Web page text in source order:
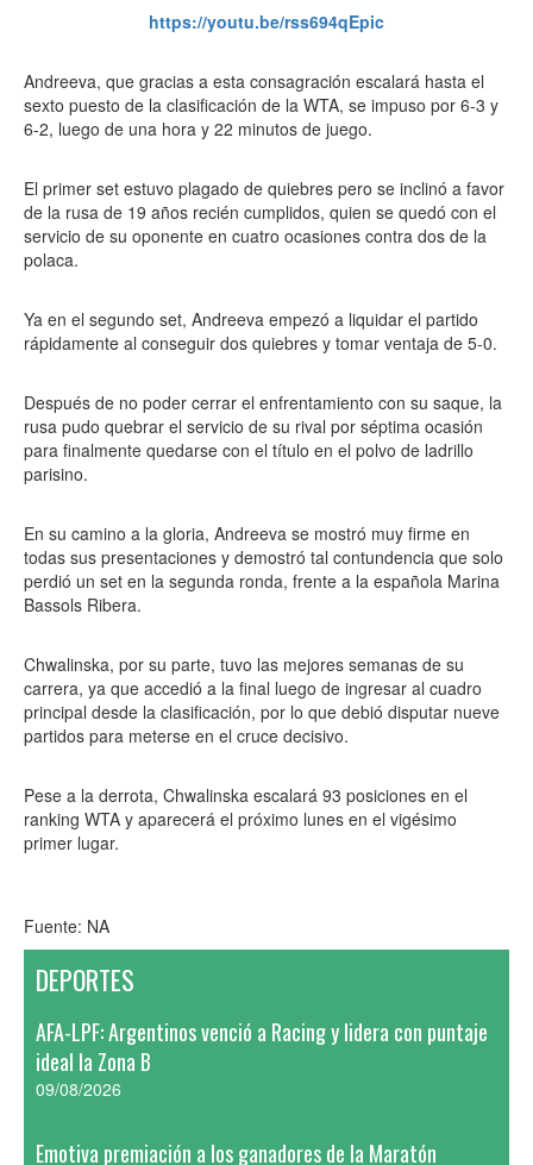
https://youtu.be/rss694qEpic
Andreeva, que gracias a esta consagración escalará hasta el
sexto puesto de la clasificación de la WTA, se impuso por 6-3 y
6-2, luego de una hora y 22 minutos de juego.
El primer set estuvo plagado de quiebres pero se inclinó a favor
de la rusa de 19 años recién cumplidos, quien se quedó con el
servicio de su oponente en cuatro ocasiones contra dos de la
polaca.
Ya en el segundo set, Andreeva empezó a liquidar el partido
rápidamente al conseguir dos quiebres y tomar ventaja de 5-0.
Después de no poder cerrar el enfrentamiento con su saque, la
rusa pudo quebrar el servicio de su rival por séptima ocasión
para finalmente quedarse con el título en el polvo de ladrillo
parisino.
En su camino a la gloria, Andreeva se mostró muy firme en
todas sus presentaciones y demostró tal contundencia que solo
perdió un set en la segunda ronda, frente a la española Marina
Bassols Ribera.
Chwalinska, por su parte, tuvo las mejores semanas de su
carrera, ya que accedió a la final luego de ingresar al cuadro
principal desde la clasificación, por lo que debió disputar nueve
partidos para meterse en el cruce decisivo.
Pese a la derrota, Chwalinska escalará 93 posiciones en el
ranking WTA y aparecerá el próximo lunes en el vigésimo
primer lugar.
Fuente: NA
DEPORTES
AFA-LPF: Argentinos venció a Racing y lidera con puntaje
ideal la Zona B
09/08/2026
Emotiva premiación a los ganadores de la Maratón